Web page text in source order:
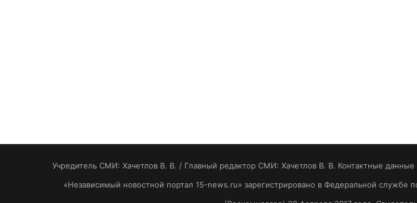
Учредитель СМИ: Хaчeтлoв B. B. / Главный редактор СМИ: Хaчeтлoв B. B. Контактные
«Независимый новостной портал 15-news.ru» зарегистрировано в Федеральной